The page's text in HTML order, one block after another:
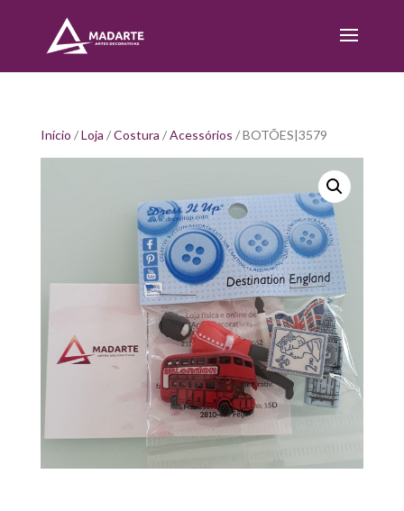
Início /Loja /Costura /Acessórios / BOTÕES|3579